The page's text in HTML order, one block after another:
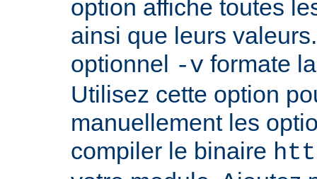
option affiche toutes
ainsi que leurs
optionnel -v formate
Utilisez cette option
manuellement les
compiler le binaire